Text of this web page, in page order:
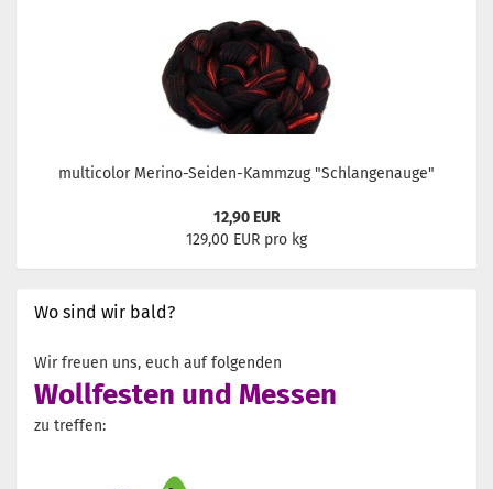
multicolor Merino-Seiden-Kammzug "Schlangenauge"
12,90 EUR
129,00 EUR pro kg
Wo sind wir bald?
Wir freuen uns, euch auf folgenden
Wollfesten und Messen
zu treffen: